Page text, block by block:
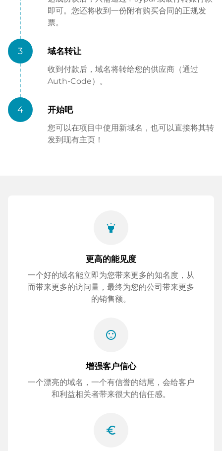
即可。您还将收到一份附有购买合同的正规发
票。
3 域名转让
收到付款后，域名将转给您的供应商（通过
Auth-Code）。
4 开始吧
您可以在项目中使用新域名，也可以直接将其转
发到现有主页！
highlight
更高的能见度
一个好的域名能立即为您带来更多的知名度，从
而带来更多的访问量，最终为您的公司带来更多
的销售额。
sentiment_satisfied
增强客户信心
一个漂亮的域名，一个有信誉的结尾，会给客户
和利益相关者带来很大的信任感。
euro_symbol